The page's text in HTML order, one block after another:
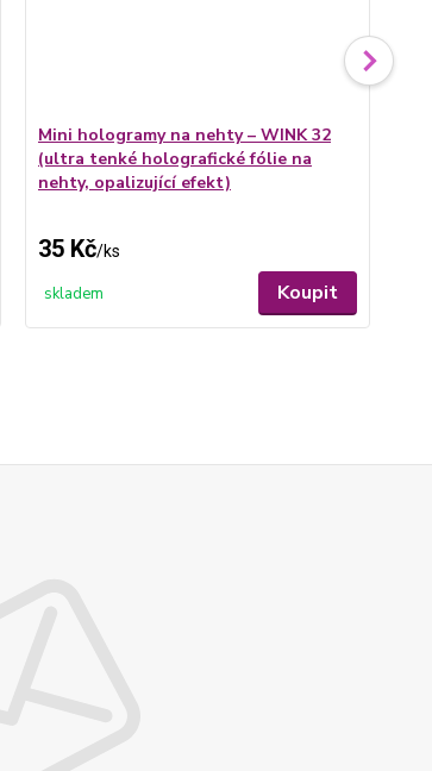
Mini hologramy na nehty – WINK 32
(ultra tenké holografické fólie na
nehty, opalizující efekt)
35 Kč/ks
skladem Koupit